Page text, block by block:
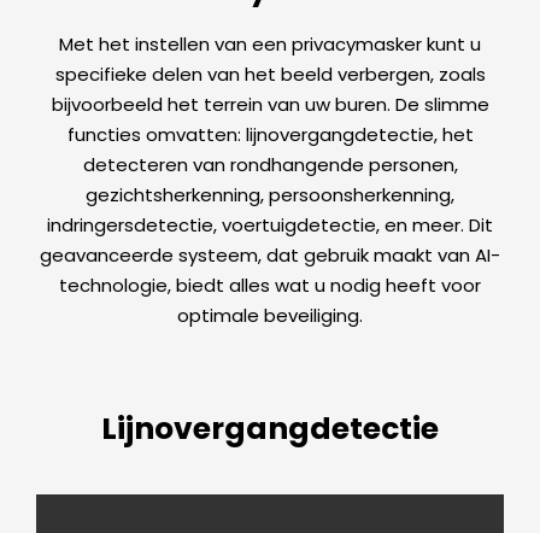
Met het instellen van een privacymasker kunt u
specifieke delen van het beeld verbergen, zoals
bijvoorbeeld het terrein van uw buren. De slimme
functies omvatten: lijnovergangdetectie, het
detecteren van rondhangende personen,
gezichtsherkenning, persoonsherkenning,
indringersdetectie, voertuigdetectie, en meer. Dit
geavanceerde systeem, dat gebruik maakt van AI-
technologie, biedt alles wat u nodig heeft voor
optimale beveiliging.
Lijnovergangdetectie